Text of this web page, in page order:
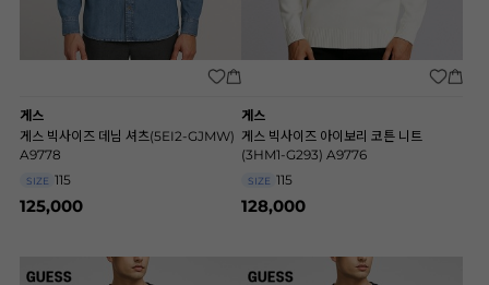
게스
게스 빅사이즈 데님 셔츠(5EI2-GJMW)
A9778
SIZE 115
125,000
게스
게스 빅사이즈 아이보리 코튼 니트
(3HM1-G293) A9776
SIZE 115
128,000